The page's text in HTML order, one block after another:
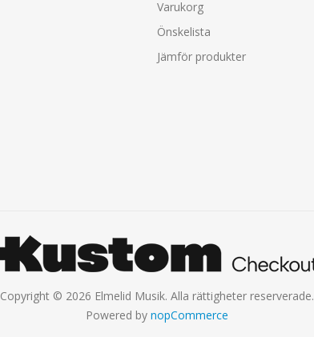
Varukorg
Önskelista
Jämför produkter
Copyright © 2026 Elmelid Musik. Alla rättigheter reserverade.
Powered by nopCommerce